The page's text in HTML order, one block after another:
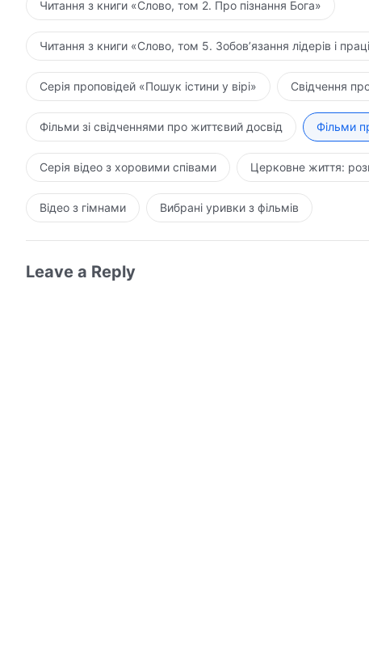
Читання з книги «Слово, том 2. Про пізнання Бога»
Читання з книги «Слово, том 5. Зобов’язання лідерів і
Серія проповідей «Пошук істини у вірі» Свідчення
Фільми зі свідченнями про життєвий досвід Фільми
Серія відео з хоровими співами Церковне життя:
Відео з гімнами Вибрані уривки з фільмів
Leave a Reply